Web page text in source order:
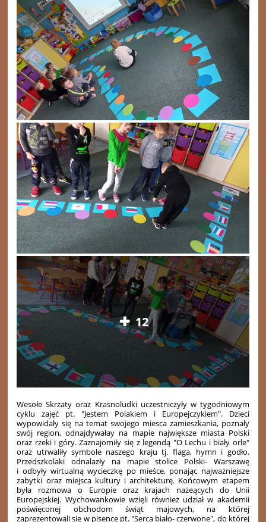
12
Wesołe Skrzaty oraz Krasnoludki uczestniczyły w tygodniowym
cyklu zajęć pt. "Jestem Polakiem i Europejczykiem". Dzieci
wypowidały się na temat swojego miesca zamieszkania, poznały
swój region, odnajdywałay na mapie największe miasta Polski
oraz rzeki i góry. Zaznajomiły się z legendą "O Lechu i biały orle"
oraz utrwaliły symbole naszego kraju tj. flaga, hymn i godło.
Przedszkolaki odnalazły na mapie stolice Polski- Warszawę
i odbyły wirtualną wycieczkę po mieśce, ponając najważniejsze
zabytki oraz miejsca kultury i architekturę. Końcowym etapem
była rozmowa o Europie oraz krajach nażeących do Unii
Europejskiej. Wychowankowie wzięli również udział w akademii
poświęconej obchodom świąt majowych, na której
zaprezentowali się w pisence pt. "Serca biało- czerwone", do której